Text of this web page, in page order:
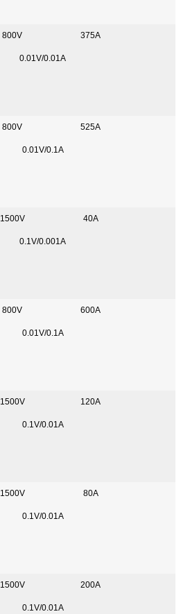
800V 375A
0.01V/0.01A
800V 525A
0.01V/0.1A
1500V 40A
0.1V/0.001A
800V 600A
0.01V/0.1A
1500V 120A
0.1V/0.01A
1500V 80A
0.1V/0.01A
1500V 200A
0.1V/0.01A